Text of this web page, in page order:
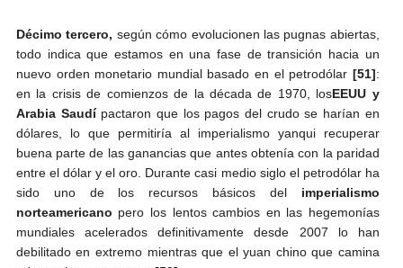
Décimo tercero, según cómo evolucionen las pugnas abiertas,
todo indica que estamos en una fase de transición hacia un
nuevo orden monetario mundial basado en el petrodólar [51]:
en la crisis de comienzos de la década de 1970, losEEUU y
Arabia Saudípactaron que los pagos del crudo se harían en
dólares, lo que permitiría al imperialismo yanqui recuperar
buena parte de las ganancias que antes obtenía con la paridad
entre el dólar y el oro. Durante casi medio siglo el petrodólar ha
sido uno de los recursos básicos del imperialismo
norteamericano pero los lentos cambios en las hegemonías
mundiales acelerados definitivamente desde 2007 lo han
debilitado en extremo mientras que el yuan chino que camina